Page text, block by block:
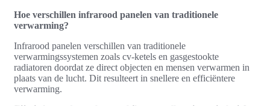
Hoe verschillen infrarood panelen van traditionele
verwarming?
Infrarood panelen verschillen van traditionele
verwarmingssystemen zoals cv-ketels en gasgestookte
radiatoren doordat ze direct objecten en mensen verwarmen in
plaats van de lucht. Dit resulteert in snellere en efficiëntere
verwarming.